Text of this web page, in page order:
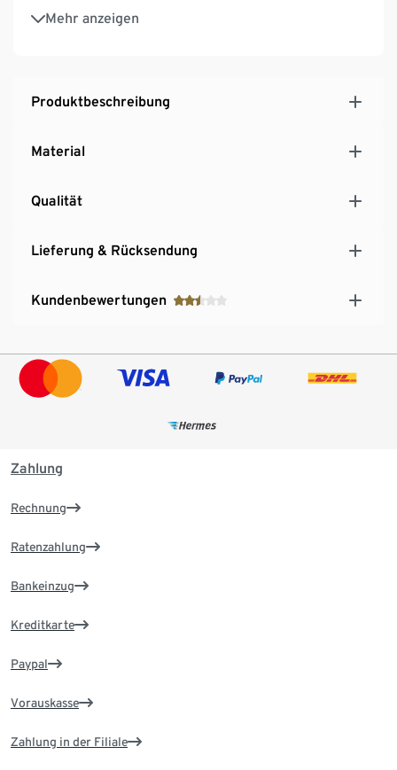
Mehr anzeigen
Inkl. integriertem Cuttermesser zum einfachen
Öffnen von Plastiktüten- oder -schweißnähten
Produktbeschreibung
Material
Qualität
Lieferung & Rücksendung
Kundenbewertungen
Zahlung
Rechnung
Ratenzahlung
Bankeinzug
Kreditkarte
Paypal
Vorauskasse
Zahlung in der Filiale